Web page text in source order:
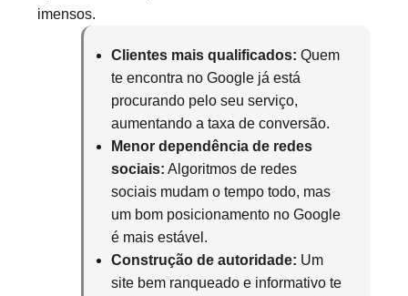
imensos.
Clientes mais qualificados: Quem
te encontra no Google já está
procurando pelo seu serviço,
aumentando a taxa de conversão.
Menor dependência de redes
sociais: Algoritmos de redes
sociais mudam o tempo todo, mas
um bom posicionamento no Google
é mais estável.
Construção de autoridade: Um
site bem ranqueado e informativo te